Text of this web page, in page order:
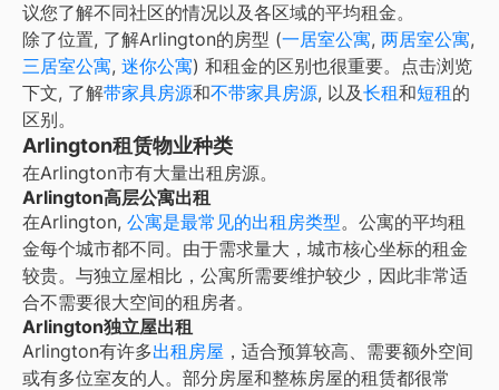
议您了解不同社区的情况以及各区域的平均租金。
除了位置, 了解Arlington的房型 (一居室公寓, 两居室公寓,
三居室公寓, 迷你公寓) 和租金的区别也很重要。点击浏览
下文, 了解带家具房源和不带家具房源, 以及长租和短租的
区别。
Arlington租赁物业种类
在Arlington市有大量出租房源。
Arlington高层公寓出租
在Arlington, 公寓是最常见的出租房类型。公寓的平均租
金每个城市都不同。由于需求量大，城市核心坐标的租金
较贵。与独立屋相比，公寓所需要维护较少，因此非常适
合不需要很大空间的租房者。
Arlington独立屋出租
Arlington有许多出租房屋 ，适合预算较高、需要额外空间
或有多位室友的人。部分房屋和整栋房屋的租赁都很常